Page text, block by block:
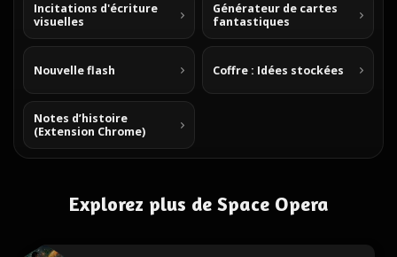
Incitations d'écriture
visuelles
Générateur de cartes
fantastiques
Nouvelle flash Coffre : Idées stockées
Notes d’histoire
(Extension Chrome)
Explorez plus de Space Opera